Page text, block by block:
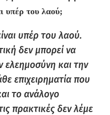
υπέρ του λαού;
υπέρ του λαού.
δεν μπορεί να
ελεημοσύνη και την
επιχειρηματία που
το ανάλογο
πρακτικές δεν λέμε